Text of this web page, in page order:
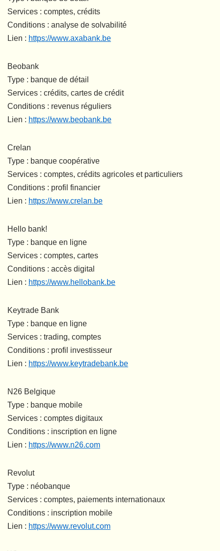
Services : comptes, crédits
Conditions : analyse de solvabilité
Lien : https://www.axabank.be
Beobank
Type : banque de détail
Services : crédits, cartes de crédit
Conditions : revenus réguliers
Lien : https://www.beobank.be
Crelan
Type : banque coopérative
Services : comptes, crédits agricoles et particuliers
Conditions : profil financier
Lien : https://www.crelan.be
Hello bank!
Type : banque en ligne
Services : comptes, cartes
Conditions : accès digital
Lien : https://www.hellobank.be
Keytrade Bank
Type : banque en ligne
Services : trading, comptes
Conditions : profil investisseur
Lien : https://www.keytradebank.be
N26 Belgique
Type : banque mobile
Services : comptes digitaux
Conditions : inscription en ligne
Lien : https://www.n26.com
Revolut
Type : néobanque
Services : comptes, paiements internationaux
Conditions : inscription mobile
Lien : https://www.revolut.com